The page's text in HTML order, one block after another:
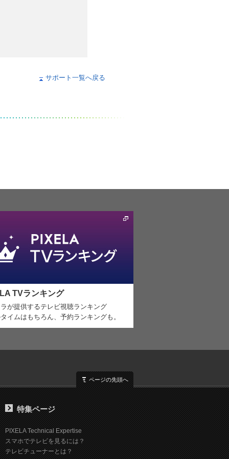
サポート一覧へ戻る
TVランキング
が提供するテレビ視聴ランキング
イムはもちろん、予約ランキングも。
ページの先頭へ
特集ページ
PIXELA Technical Expertise
スマホでテレビを見るには？
テレビチューナーとは？